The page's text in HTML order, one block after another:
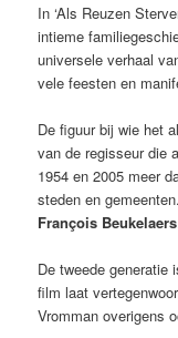
In ‘Als Reuzen
intieme
universele verhaal
vele feesten en
De figuur bij wie het
van de regisseur die
1954 en 2005 meer
steden en
François Beukelaers
De tweede
film laat
Vromman overigens